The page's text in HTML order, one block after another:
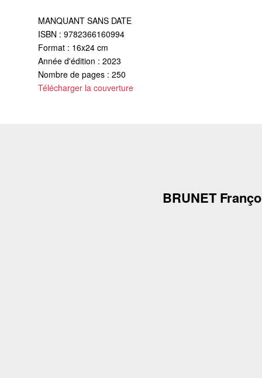
MANQUANT SANS DATE
ISBN : 9782366160994
Format : 16x24 cm
Année d'édition : 2023
Nombre de pages : 250
Télécharger la couverture
BRUNET